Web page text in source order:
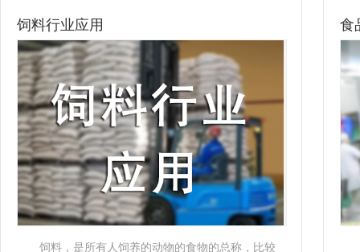
饲料行业应用
饲料，是所有人饲养的动物的食物的总称，比较
食